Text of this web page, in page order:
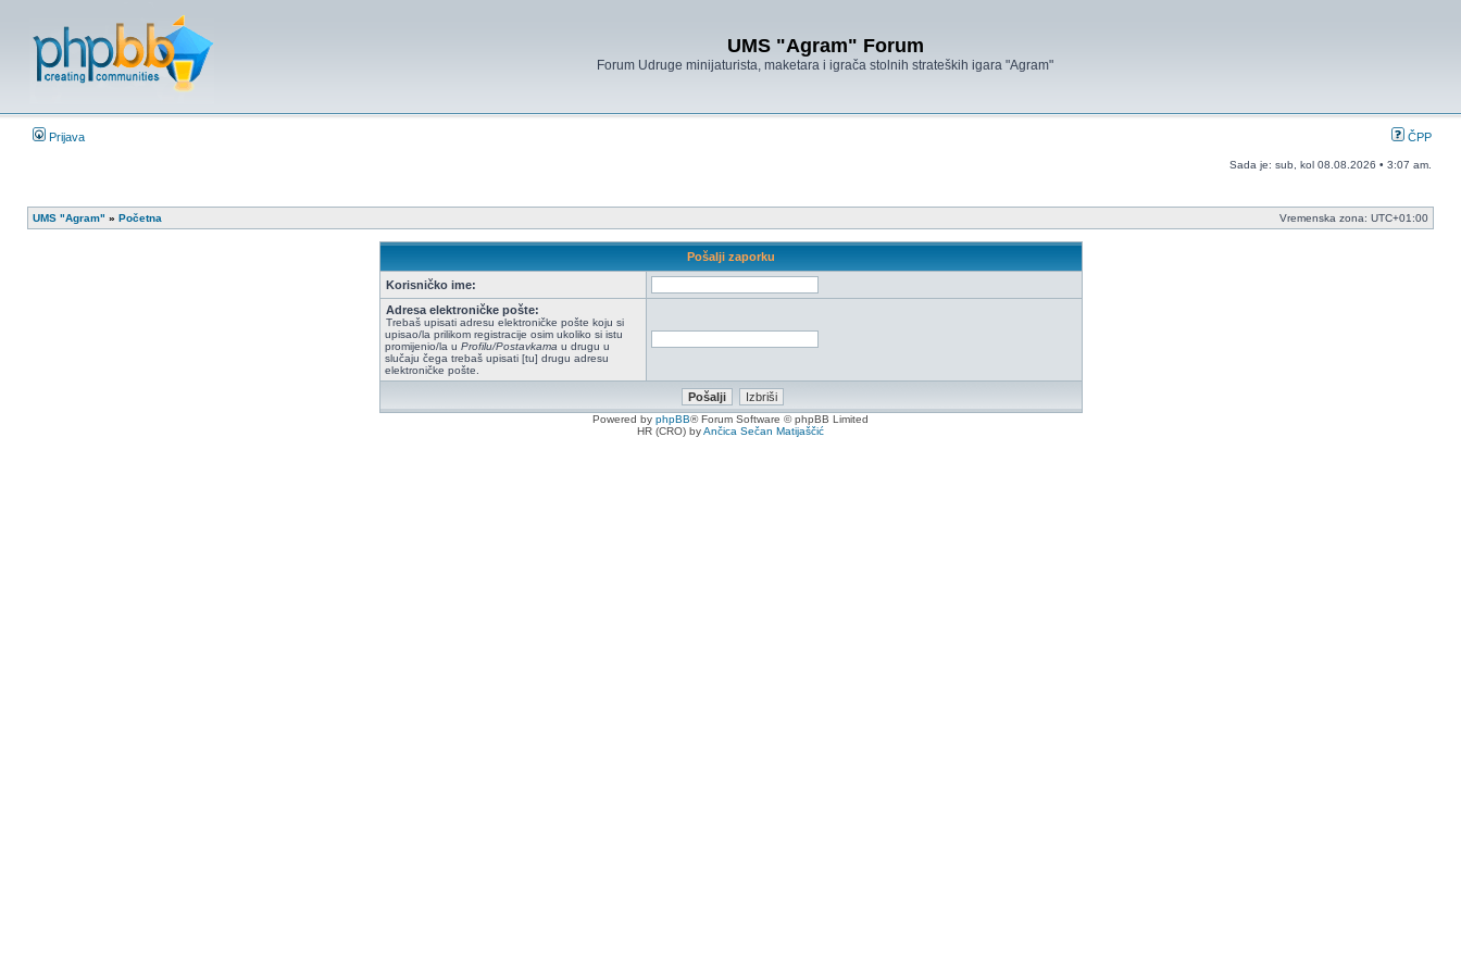
UMS "Agram" Forum
Forum Udruge minijaturista, maketara i igrača stolnih strateških igara "Agram"
Prijava ČPP
Sada je: sub, kol 08.08.2026 • 3:07 am.
UMS "Agram" » Početna Vremenska zona: UTC+01:00
Pošalji zaporku
Korisničko ime:
Adresa elektroničke pošte:
Trebaš upisati adresu elektroničke pošte koju si
upisao/la prilikom registracije osim ukoliko si istu
promijenio/la u Profilu/Postavkama u drugu u
slučaju čega trebaš upisati [tu] drugu adresu
elektroničke pošte.
Powered by phpBB® Forum Software © phpBB Limited
HR (CRO) byAnčica Sečan Matijaščić